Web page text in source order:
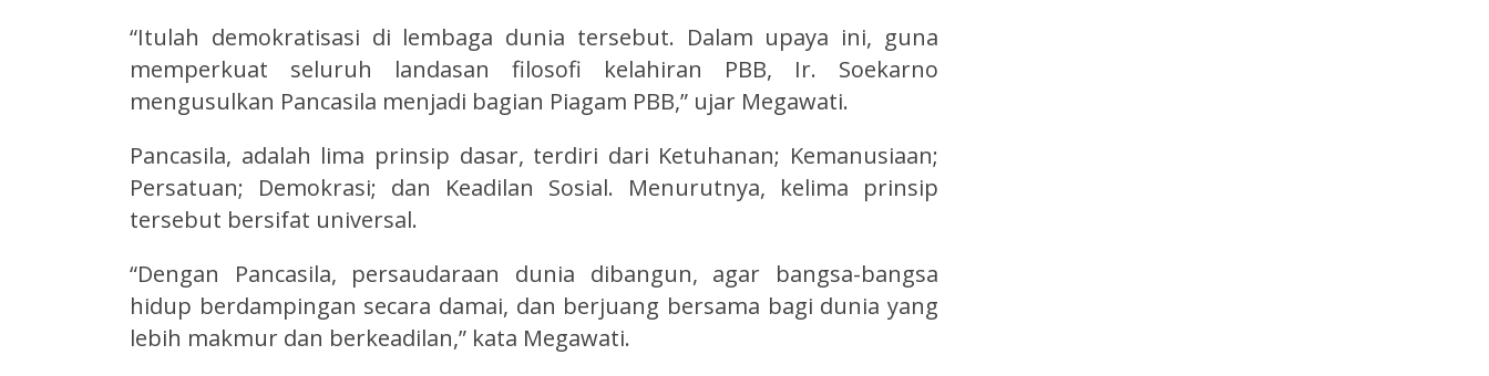
“Itulah demokratisasi di lembaga dunia tersebut. Dalam upaya ini, guna
memperkuat seluruh landasan filosofi kelahiran PBB, Ir. Soekarno
mengusulkan Pancasila menjadi bagian Piagam PBB,” ujar Megawati.
Pancasila, adalah lima prinsip dasar, terdiri dari Ketuhanan; Kemanusiaan;
Persatuan; Demokrasi; dan Keadilan Sosial. Menurutnya, kelima prinsip
tersebut bersifat universal.
“Dengan Pancasila, persaudaraan dunia dibangun, agar bangsa-bangsa
hidup berdampingan secara damai, dan berjuang bersama bagi dunia yang
lebih makmur dan berkeadilan,” kata Megawati.